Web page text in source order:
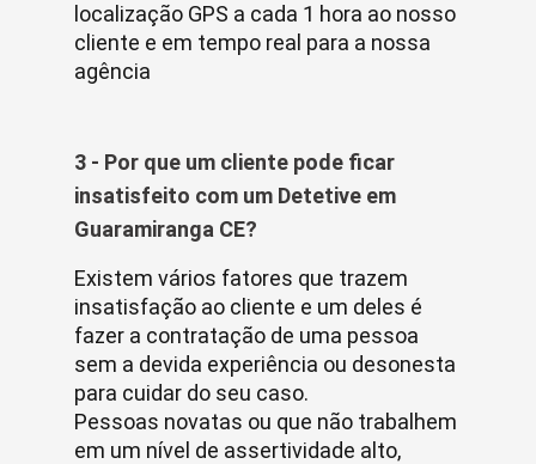
localização GPS a cada 1 hora ao nosso
cliente e em tempo real para a nossa
agência
3 - Por que um cliente pode ficar
insatisfeito com um Detetive em
Guaramiranga CE?
Existem vários fatores que trazem
insatisfação ao cliente e um deles é
fazer a contratação de uma pessoa
sem a devida experiência ou desonesta
para cuidar do seu caso.
Pessoas novatas ou que não trabalhem
em um nível de assertividade alto,